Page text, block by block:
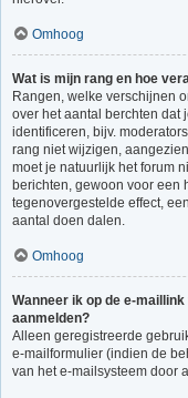
Omhoog
Wat is mijn rang en hoe
Rangen, welke verschijnen
over het aantal berchten dat
identificeren, bijv.
rang niet wijzigen,
moet je natuurlijk het forum
berichten, gewoon voor een
tegenovergestelde effect,
aantal doen dalen.
Omhoog
Wanneer ik op de e-
aanmelden?
Alleen geregistreerde
e-mailformulier (indien de
van het e-mailsysteem door